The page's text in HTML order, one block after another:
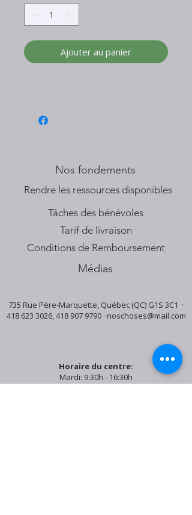
Ajouter au panier
Nos fondements
​Rendre les ressources disponibles
Tâches des bénévoles
Tarif de livraison
Conditions de Remboursement
Médias
735 Rue Père-Marquette, Québec (QC) G1S 3C1 ·
418 623 3026,418 907 9790· noschoses@mail.com
Horaire du centre:
Mardi: 9:30h - 16:30h